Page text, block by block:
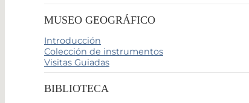
MUSEO GEOGRÁFICO
Introducción
Colección de instrumentos
Visitas Guiadas
BIBLIOTECA